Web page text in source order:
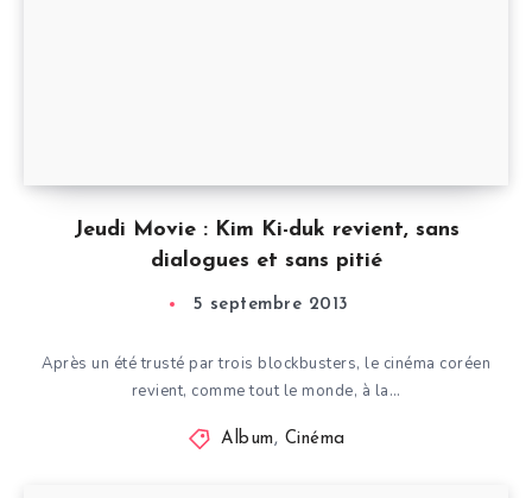
Jeudi Movie : Kim Ki-duk revient, sans
dialogues et sans pitié
5 septembre 2013
Après un été trusté par trois blockbusters, le cinéma coréen
revient, comme tout le monde, à la…
Album, Cinéma